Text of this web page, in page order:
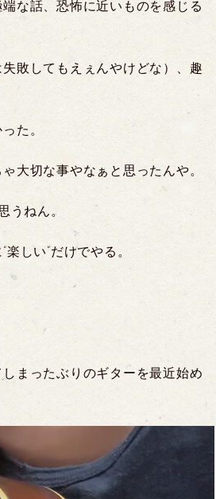
な話、恐怖に近いものを感じる
敗してもえぇんやけどな）、趣
た。
大切な事やなぁと思ったんや。
うねん。
しい”だけでやる。
まったぶりのギターを最近始め